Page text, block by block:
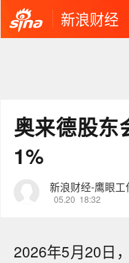
新浪财经
奥来德股东
1%
新浪财经-鹰眼工
05.20 18:32
2026年5月20日